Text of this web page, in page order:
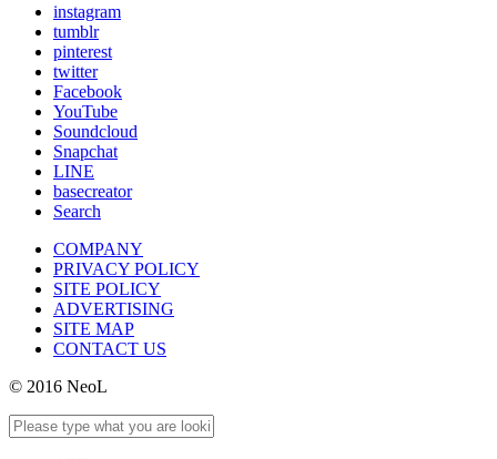
instagram
tumblr
pinterest
twitter
Facebook
YouTube
Soundcloud
Snapchat
LINE
basecreator
Search
COMPANY
PRIVACY POLICY
SITE POLICY
ADVERTISING
SITE MAP
CONTACT US
© 2016 NeoL